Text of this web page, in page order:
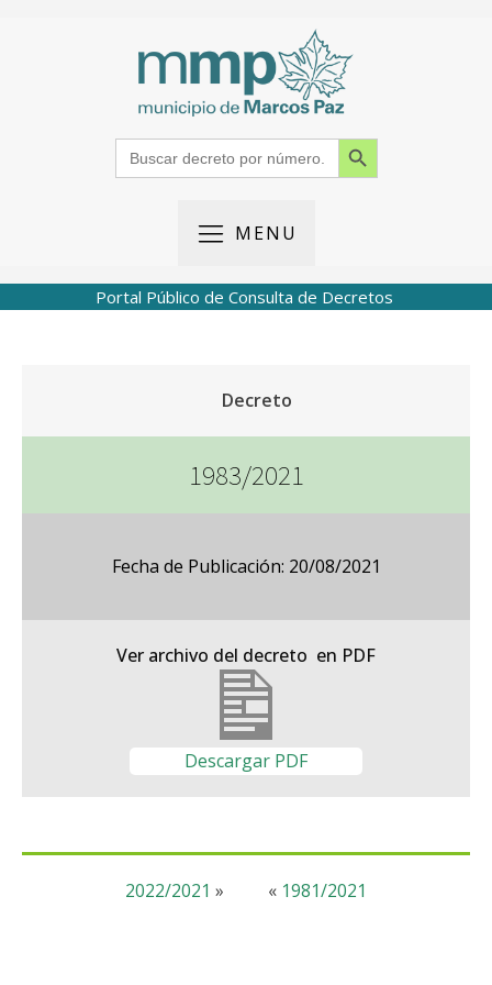
Search
for:
Search Button
MENU
Portal Público de Consulta de Decretos
Decreto
1983/2021
Fecha de Publicación: 20/08/2021
Ver archivo del decreto en PDF
Descargar PDF
« 1981/2021
2022/2021 »